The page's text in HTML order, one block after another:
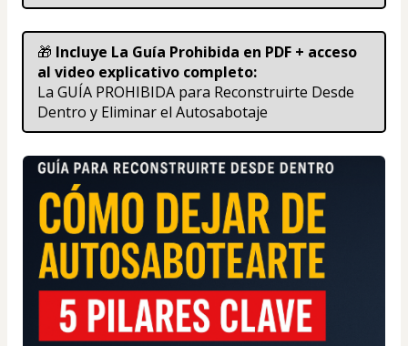
🎁 Incluye La Guía Prohibida en PDF + acceso
al video explicativo completo:
La GUÍA PROHIBIDA para Reconstruirte Desde
Dentro y Eliminar el Autosabotaje